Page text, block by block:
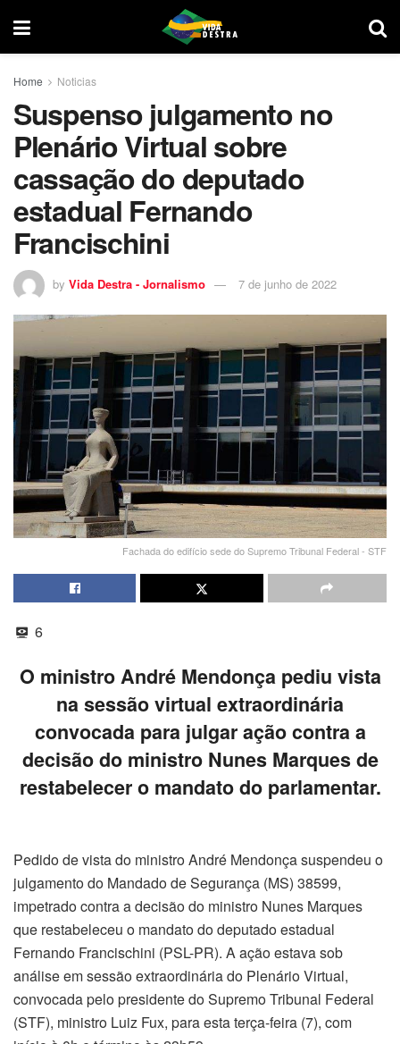
Home Noticias
Suspenso julgamento no
Plenário Virtual sobre
cassação do deputado
estadual Fernando
Francischini
by Vida Destra - Jornalismo 7 de junho de 2022
Fachada do edifício sede do Supremo Tribunal Federal - STF
6
O ministro André Mendonça pediu vista
na sessão virtual extraordinária
convocada para julgar ação contra a
decisão do ministro Nunes Marques de
restabelecer o mandato do parlamentar.
Pedido de vista do ministro André Mendonça suspendeu o
julgamento do Mandado de Segurança (MS) 38599,
impetrado contra a decisão do ministro Nunes Marques
que restabeleceu o mandato do deputado estadual
Fernando Francischini (PSL-PR). A ação estava sob
análise em sessão extraordinária do Plenário Virtual,
convocada pelo presidente do Supremo Tribunal Federal
(STF), ministro Luiz Fux, para esta terça-feira (7), com